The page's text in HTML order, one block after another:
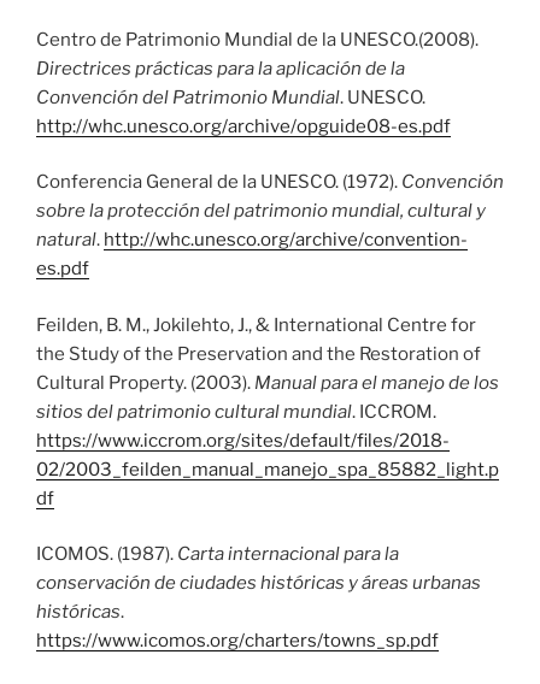
Centro de Patrimonio Mundial de la UNESCO.(2008).
Directrices prácticas para la aplicación de la
Convención del Patrimonio Mundial. UNESCO.
http://whc.unesco.org/archive/opguide08-es.pdf
Conferencia General de la UNESCO. (1972). Convención
sobre la protección del patrimonio mundial, cultural y
natural. http://whc.unesco.org/archive/convention-
es.pdf
Feilden, B. M., Jokilehto, J., & International Centre for
the Study of the Preservation and the Restoration of
Cultural Property. (2003). Manual para el manejo de los
sitios del patrimonio cultural mundial. ICCROM.
https://www.iccrom.org/sites/default/files/2018-
02/2003_feilden_manual_manejo_spa_85882_light.p
df
ICOMOS. (1987). Carta internacional para la
conservación de ciudades históricas y áreas urbanas
históricas.
https://www.icomos.org/charters/towns_sp.pdf